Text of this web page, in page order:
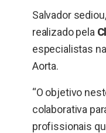
Salvador
realizado pela
especialistas
Aorta.
“O objetivo
colaborativa
profissionais